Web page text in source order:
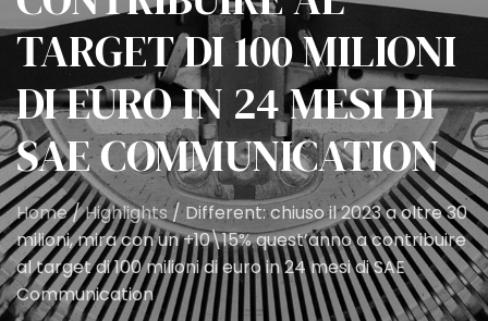
TARGET DI 100 MILIONI
DI EURO IN 24 MESI DI
SAE COMMUNICATION
Home/Highlights/ Different: chiuso il 2023 a oltre 30
milioni, mira con un +10\15% quest’anno a contribuire
al target di 100 milioni di euro in 24 mesi di SAE
Communication